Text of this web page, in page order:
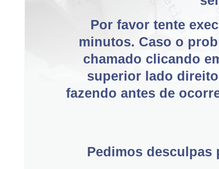
Por favor tente
minutos. Caso o
chamado clicando
superior lado
fazendo antes de
Pedimos